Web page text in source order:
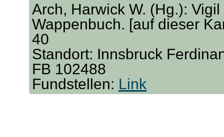
Arch, Harwick W. (Hg.):
Wappenbuch. [auf dieser
40
Standort: Innsbruck
FB 102488
Fundstellen: Link